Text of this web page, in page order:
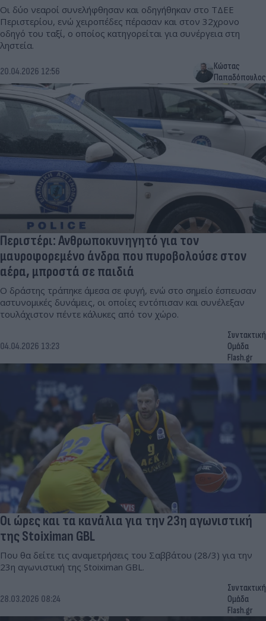
Οι δύο νεαροί συνελήφθησαν και οδηγήθηκαν στο ΤΔΕΕ
Περιστερίου, ενώ χειροπέδες πέρασαν και στον 32χρονο
οδηγό του ταξί, ο οποίος κατηγορείται για συνέργεια στη
ληστεία.
20.04.2026 12:56
Κώστας
Παπαδόπουλος
Περιστέρι: Ανθρωποκυνηγητό για τον
μαυροφορεμένο άνδρα που πυροβολούσε στον
αέρα, μπροστά σε παιδιά
Ο δράστης τράπηκε άμεσα σε φυγή, ενώ στο σημείο έσπευσαν
αστυνομικές δυνάμεις, οι οποίες εντόπισαν και συνέλεξαν
τουλάχιστον πέντε κάλυκες από τον χώρο.
04.04.2026 13:23
Συντακτική
Ομάδα
Flash.gr
Οι ώρες και τα κανάλια για την 23η αγωνιστική
της Stoiximan GBL
Που θα δείτε τις αναμετρήσεις του Σαββάτου (28/3) για την
23η αγωνιστική της Stoiximan GBL.
28.03.2026 08:24
Συντακτική
Ομάδα
Flash.gr